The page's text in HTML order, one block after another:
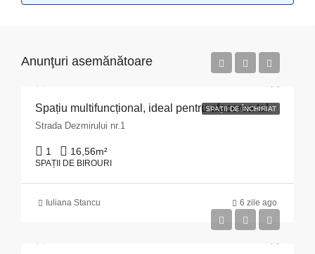
Anunţuri asemănătoare
SPAȚII DE ÎNCHIRIAT
Spațiu multifuncțional, ideal pentru afacerea ta!
Strada Dezmirului nr.1
1 16,56m²
SPAȚII DE BIROURI
Iuliana Stancu 6 zile ago